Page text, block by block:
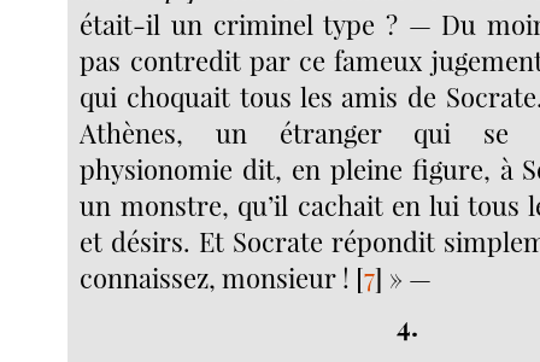
était-il un criminel type ? — Du
pas contredit par ce fameux
qui choquait tous les amis de
Athènes, un étranger qui se
physionomie dit, en pleine figure, à
un monstre, qu’il cachait en lui tous
et désirs. Et Socrate répondit
connaissez, monsieur ! [7] » —
4.